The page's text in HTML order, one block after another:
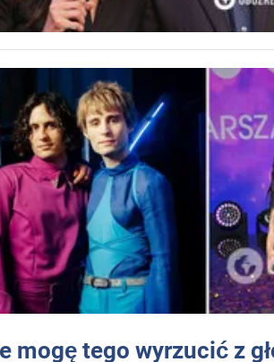
mogę tego wyrzucić z